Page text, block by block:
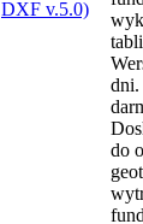
DXF v.5.0)
dni.
do